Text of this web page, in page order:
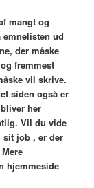
mangt og
ud
der måske
fremmest
vil skrive.
siden også er
her
Vil du vide
sit job , er der
hjemmeside